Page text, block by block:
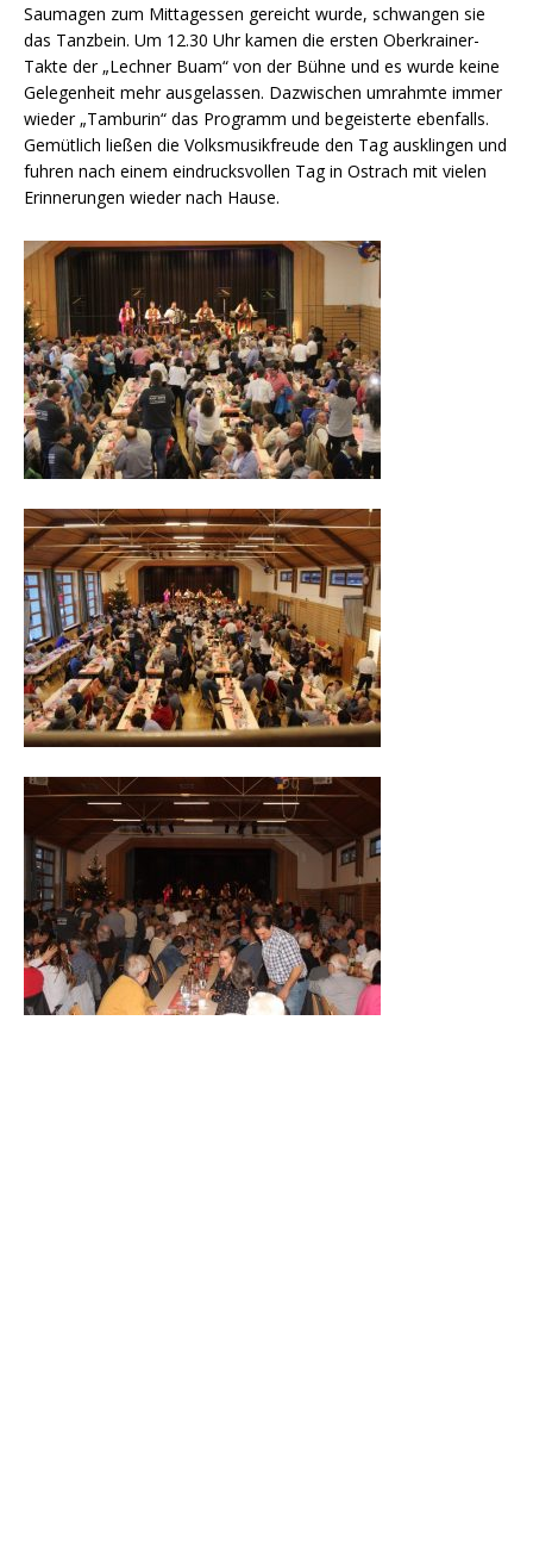
Saumagen zum Mittagessen gereicht wurde, schwangen sie
das Tanzbein. Um 12.30 Uhr kamen die ersten Oberkrainer-
Takte der „Lechner Buam“ von der Bühne und es wurde keine
Gelegenheit mehr ausgelassen. Dazwischen umrahmte immer
wieder „Tamburin“ das Programm und begeisterte ebenfalls.
Gemütlich ließen die Volksmusikfreude den Tag ausklingen und
fuhren nach einem eindrucksvollen Tag in Ostrach mit vielen
Erinnerungen wieder nach Hause.